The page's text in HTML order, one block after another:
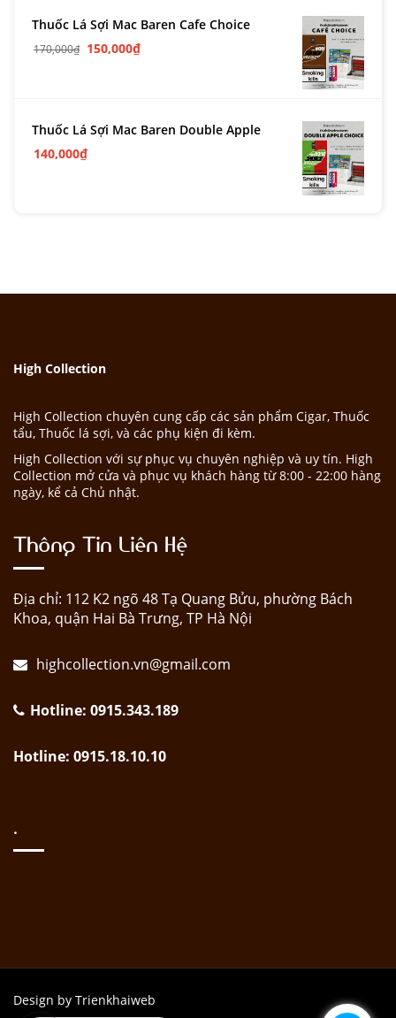
Thuốc Lá Sợi Mac Baren Cafe Choice
170,000₫ 150,000₫
Thuốc Lá Sợi Mac Baren Double Apple
140,000₫
High Collection
High Collection chuyên cung cấp các sản phẩm Cigar, Thuốc
tẩu, Thuốc lá sợi, và các phụ kiện đi kèm.
High Collection với sự phục vụ chuyên nghiệp và uy tín. High
Collection mở cửa và phục vụ khách hàng từ 8:00 - 22:00 hàng
ngày, kể cả Chủ nhật.
Thông Tin Liên Hệ
Địa chỉ: 112 K2 ngõ 48 Tạ Quang Bửu, phường Bách
Khoa, quận Hai Bà Trưng, TP Hà Nội
highcollection.vn@gmail.com
Hotline: 0915.343.189
Hotline: 0915.18.10.10
.
Design by Trienkhaiweb